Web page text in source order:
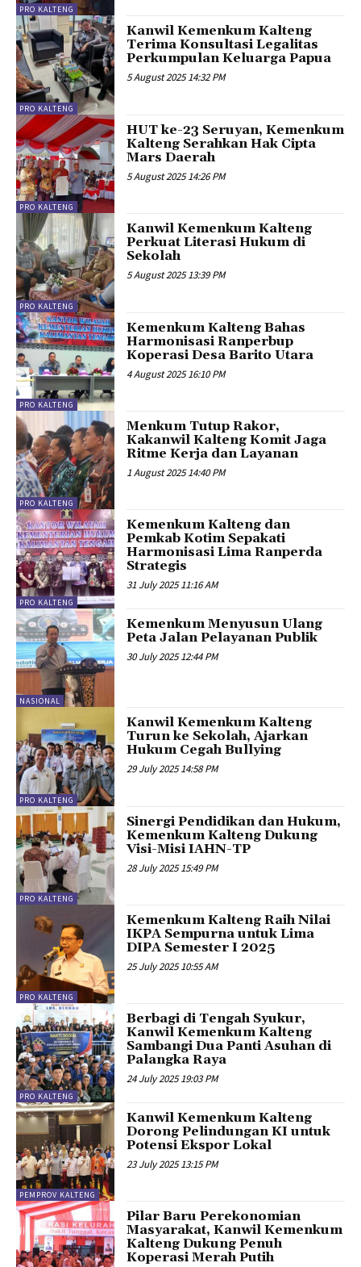
PRO KALTENG
PRO KALTENG
Kanwil Kemenkum Kalteng
Terima Konsultasi Legalitas
Perkumpulan Keluarga Papua
5 August 2025 14:32 PM
PRO KALTENG
HUT ke-23 Seruyan, Kemenkum
Kalteng Serahkan Hak Cipta
Mars Daerah
5 August 2025 14:26 PM
PRO KALTENG
Kanwil Kemenkum Kalteng
Perkuat Literasi Hukum di
Sekolah
5 August 2025 13:39 PM
PRO KALTENG
Kemenkum Kalteng Bahas
Harmonisasi Ranperbup
Koperasi Desa Barito Utara
4 August 2025 16:10 PM
PRO KALTENG
Menkum Tutup Rakor,
Kakanwil Kalteng Komit Jaga
Ritme Kerja dan Layanan
1 August 2025 14:40 PM
PRO KALTENG
Kemenkum Kalteng dan
Pemkab Kotim Sepakati
Harmonisasi Lima Ranperda
Strategis
31 July 2025 11:16 AM
NASIONAL
Kemenkum Menyusun Ulang
Peta Jalan Pelayanan Publik
30 July 2025 12:44 PM
PRO KALTENG
Kanwil Kemenkum Kalteng
Turun ke Sekolah, Ajarkan
Hukum Cegah Bullying
29 July 2025 14:58 PM
PRO KALTENG
Sinergi Pendidikan dan Hukum,
Kemenkum Kalteng Dukung
Visi-Misi IAHN-TP
28 July 2025 15:49 PM
PRO KALTENG
Kemenkum Kalteng Raih Nilai
IKPA Sempurna untuk Lima
DIPA Semester I 2025
25 July 2025 10:55 AM
PRO KALTENG
Berbagi di Tengah Syukur,
Kanwil Kemenkum Kalteng
Sambangi Dua Panti Asuhan di
Palangka Raya
24 July 2025 19:03 PM
PEMPROV KALTENG
Kanwil Kemenkum Kalteng
Dorong Pelindungan KI untuk
Potensi Ekspor Lokal
23 July 2025 13:15 PM
Pilar Baru Perekonomian
Masyarakat, Kanwil Kemenkum
Kalteng Dukung Penuh
Koperasi Merah Putih